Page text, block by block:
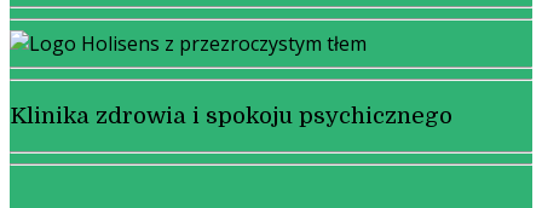
Klinika zdrowia i spokoju psychicznego